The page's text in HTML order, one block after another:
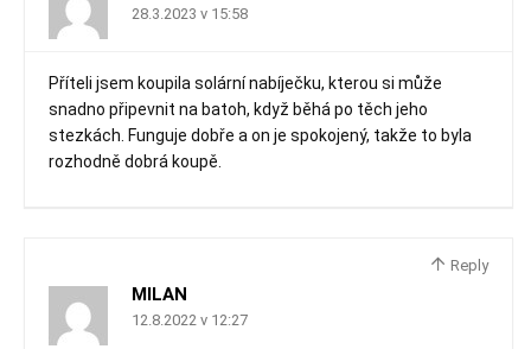
28.3.2023 v 15:58
Příteli jsem koupila solární nabíječku, kterou si může
snadno připevnit na batoh, když běhá po těch jeho
stezkách. Funguje dobře a on je spokojený, takže to byla
rozhodně dobrá koupě.
Reply
MILAN
12.8.2022 v 12:27